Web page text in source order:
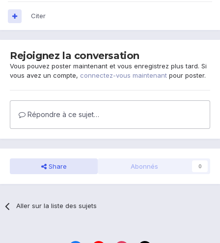
Citer
Rejoignez la conversation
Vous pouvez poster maintenant et vous enregistrez plus tard. Si
vous avez un compte, connectez-vous maintenant pour poster.
Répondre à ce sujet…
Share Abonnés 0
Aller sur la liste des sujets